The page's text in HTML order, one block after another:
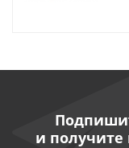
и получите